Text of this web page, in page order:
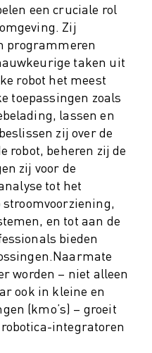
een cruciale rol
Zij
programmeren
taken uit
robot het meest
toepassingen zoals
lassen en
zij over de
robot, beheren zij de
zij voor de
tot het
en tot aan de
bieden
Naarmate
worden – niet alleen
ook in kleine en
(kmo’s) – groeit
integratoren